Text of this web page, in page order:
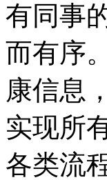
有同事
而有序
康信息
实现所
各类流